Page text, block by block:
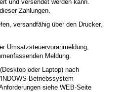
und versendet werden kann.
Zahlungen.
versandfähig über den Drucker,
Umsatzsteuervoranmeldung,
Meldung.
oder Laptop) nach
Betriebssystem
siehe WEB-Seite